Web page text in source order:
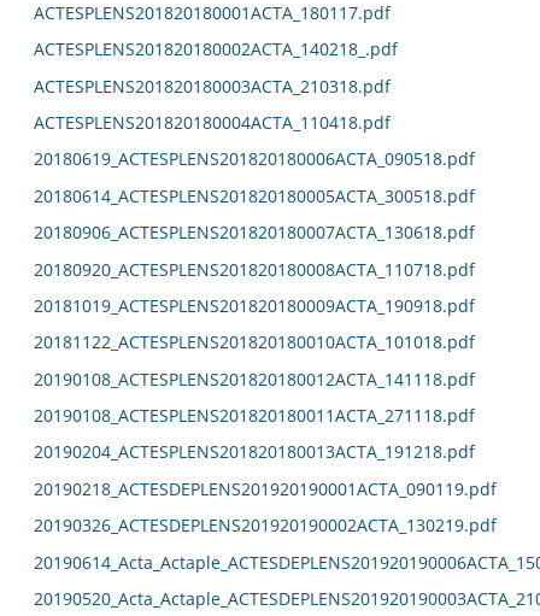
ACTESPLENS201820180001ACTA_180117.pdf
ACTESPLENS201820180002ACTA_140218_.pdf
ACTESPLENS201820180003ACTA_210318.pdf
ACTESPLENS201820180004ACTA_110418.pdf
20180619_ACTESPLENS201820180006ACTA_090518.pdf
20180614_ACTESPLENS201820180005ACTA_300518.pdf
20180906_ACTESPLENS201820180007ACTA_130618.pdf
20180920_ACTESPLENS201820180008ACTA_110718.pdf
20181019_ACTESPLENS201820180009ACTA_190918.pdf
20181122_ACTESPLENS201820180010ACTA_101018.pdf
20190108_ACTESPLENS201820180012ACTA_141118.pdf
20190108_ACTESPLENS201820180011ACTA_271118.pdf
20190204_ACTESPLENS201820180013ACTA_191218.pdf
20190218_ACTESDEPLENS201920190001ACTA_090119.pdf
20190326_ACTESDEPLENS201920190002ACTA_130219.pdf